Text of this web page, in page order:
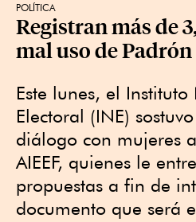
POLÍTICA
Registran más de
mal uso de
Este lunes, el
Electoral (INE)
diálogo con mujeres
AIEEF, quienes le
propuestas a fin de
documento que será